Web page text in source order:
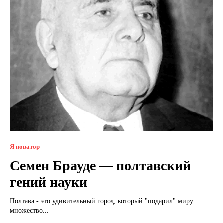
Я новатор
Семен Брауде — полтавский
гений науки
Полтава - это удивительный город, который "подарил" миру
множество...